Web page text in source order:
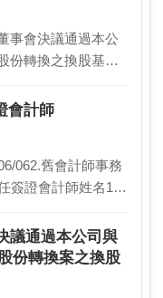
事會決議通過本公
份轉換之換股基準
司或…
會計師
062.舊會計師事務
簽證會計師姓名1:
議通過本公司與
份轉換案之換股